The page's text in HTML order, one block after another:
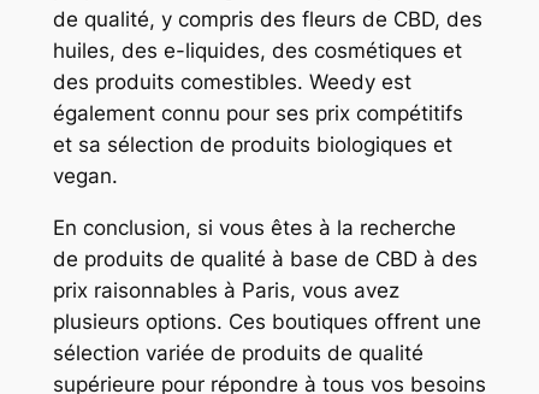
de qualité, y compris des fleurs de CBD, des
huiles, des e-liquides, des cosmétiques et
des produits comestibles. Weedy est
également connu pour ses prix compétitifs
et sa sélection de produits biologiques et
vegan.
En conclusion, si vous êtes à la recherche
de produits de qualité à base de CBD à des
prix raisonnables à Paris, vous avez
plusieurs options. Ces boutiques offrent une
sélection variée de produits de qualité
supérieure pour répondre à tous vos besoins